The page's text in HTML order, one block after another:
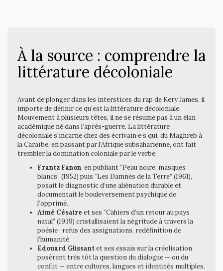
À la source : comprendre la
littérature décoloniale
Avant de plonger dans les interstices du rap de Kery James, il
importe de définir ce qu’est la littérature décoloniale.
Mouvement à plusieurs têtes, il ne se résume pas à un élan
académique né dans l’après-guerre. La littérature
décoloniale s’incarne chez des écrivain·e·s qui, du Maghreb à
la Caraïbe, en passant par l’Afrique subsaharienne, ont fait
trembler la domination coloniale par le verbe.
Frantz Fanon, en publiant “Peau noire, masques
blancs” (1952) puis “Les Damnés de la Terre” (1961),
posait le diagnostic d’une aliénation durable et
documentait le bouleversement psychique de
l’opprimé.
Aimé Césaire et ses “Cahiers d’un retour au pays
natal” (1939) cristallisaient la négritude à travers la
poésie : refus des assignations, redéfinition de
l’humanité.
Edouard Glissantet ses essais sur la créolisation
posèrent très tôt la question du dialogue — ou du
conflit — entre cultures, langues et identités multiples.